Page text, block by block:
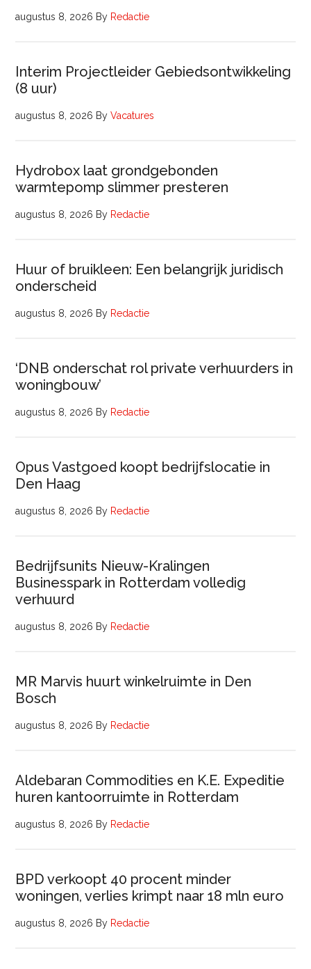
augustus 8, 2026 By Redactie
Interim Projectleider Gebiedsontwikkeling
(8 uur)
augustus 8, 2026 ByVacatures
Hydrobox laat grondgebonden
warmtepomp slimmer presteren
augustus 8, 2026 By Redactie
Huur of bruikleen: Een belangrijk juridisch
onderscheid
augustus 8, 2026 By Redactie
‘DNB onderschat rol private verhuurders in
woningbouw’
augustus 8, 2026 By Redactie
Opus Vastgoed koopt bedrijfslocatie in
Den Haag
augustus 8, 2026 By Redactie
Bedrijfsunits Nieuw-Kralingen
Businesspark in Rotterdam volledig
verhuurd
augustus 8, 2026 By Redactie
MR Marvis huurt winkelruimte in Den
Bosch
augustus 8, 2026 By Redactie
Aldebaran Commodities en K.E. Expeditie
huren kantoorruimte in Rotterdam
augustus 8, 2026 By Redactie
BPD verkoopt 40 procent minder
woningen, verlies krimpt naar 18 mln euro
augustus 8, 2026 By Redactie